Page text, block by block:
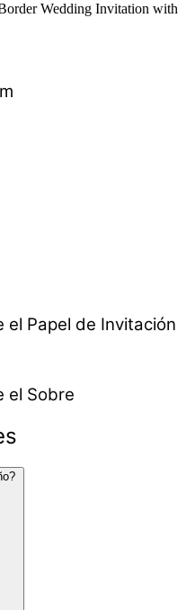
Wedding Invitation with
el Papel de Invitación
el Sobre